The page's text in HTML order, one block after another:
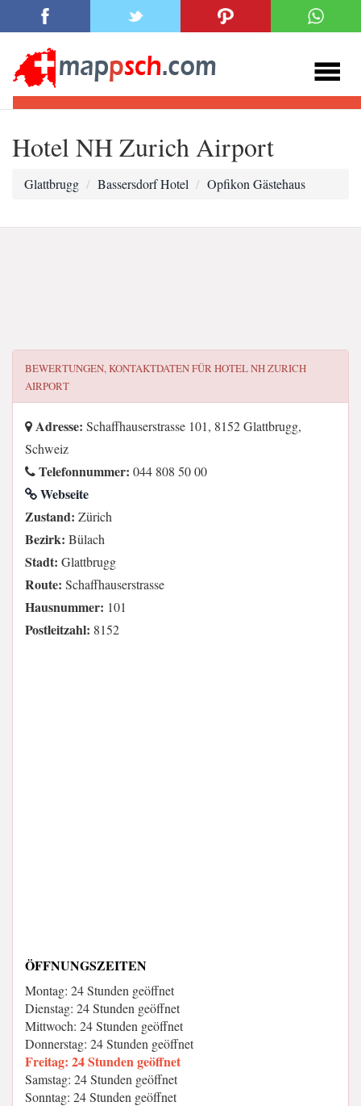
Hotel NH Zurich Airport
Glattbrugg Bassersdorf Hotel Opfikon Gästehaus
BEWERTUNGEN, KONTAKTDATEN FÜRHOTEL NH ZURICH
AIRPORT
Adresse: Schaffhauserstrasse 101, 8152 Glattbrugg,
Schweiz
Telefonnummer: 044 808 50 00
Webseite
Zustand: Zürich
Bezirk: Bülach
Stadt: Glattbrugg
Route: Schaffhauserstrasse
Hausnummer: 101
Postleitzahl: 8152
ÖFFNUNGSZEITEN
Montag: 24 Stunden geöffnet
Dienstag: 24 Stunden geöffnet
Mittwoch: 24 Stunden geöffnet
Donnerstag: 24 Stunden geöffnet
Freitag: 24 Stunden geöffnet
Samstag: 24 Stunden geöffnet
Sonntag: 24 Stunden geöffnet